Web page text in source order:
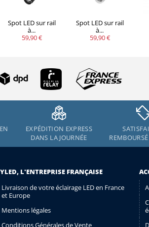
Spot LED sur rail
à...
59,90 €
Spot LED sur rail
à...
59,90 €
EXPÉDITION EXPRESS
DANS LA JOURNÉE
L'ENTREPRISE FRANÇAISE
Livraison de votre éclairage LED en France
et Europe
Mentions légales
Conditions Générales de Vente